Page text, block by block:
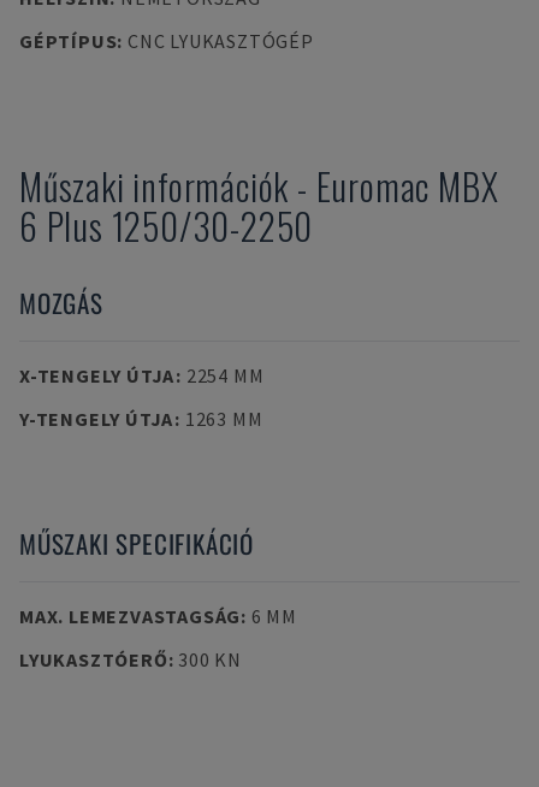
GÉPTÍPUS: CNC LYUKASZTÓGÉP
Műszaki információk - Euromac MBX
6 Plus 1250/30-2250
MOZGÁS
X-TENGELY ÚTJA: 2254 MM
Y-TENGELY ÚTJA: 1263 MM
MŰSZAKI SPECIFIKÁCIÓ
MAX. LEMEZVASTAGSÁG: 6 MM
LYUKASZTÓERŐ: 300 KN